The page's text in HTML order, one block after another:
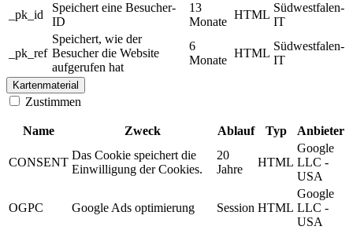
_pk_id
Speichert eine Besucher-
ID
13
Monate
HTML
Südwestfalen-
IT
_pk_ref
Speichert, wie der
Besucher die Website
aufgerufen hat
6
Monate
HTML
Südwestfalen-
IT
Kartenmaterial
Zustimmen
Name Zweck Ablauf Typ Anbieter
CONSENT
Das Cookie speichert die
Einwilligung der Cookies.
20
Jahre
HTML
Google
LLC -
USA
OGPC Google Ads optimierung Session HTML
Google
LLC -
USA